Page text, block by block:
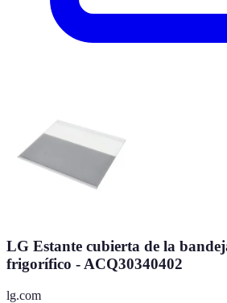
LG Estante cubierta de la
frigorífico - ACQ30340402
lg.com